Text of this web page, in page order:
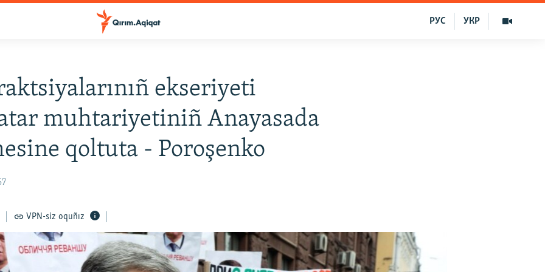
УКР
РУС
ekseriyeti
muhtariyetiniñ Anayasada
qoltuta - Poroşenko
VPN-siz oquñız